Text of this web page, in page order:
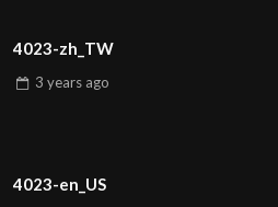
4023-zh_TW
3 years ago
4023-en_US